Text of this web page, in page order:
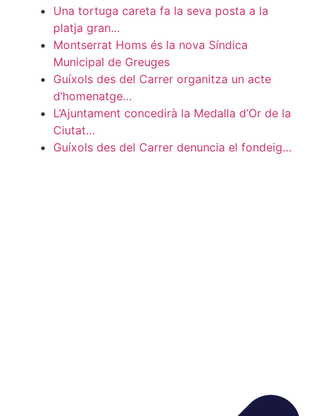
Una tortuga careta fa la seva posta a la
platja gran…
Montserrat Homs és la nova Síndica
Municipal de Greuges
Guíxols des del Carrer organitza un acte
d’homenatge…
L’Ajuntament concedirà la Medalla d’Or de la
Ciutat…
Guíxols des del Carrer denuncia el fondeig…